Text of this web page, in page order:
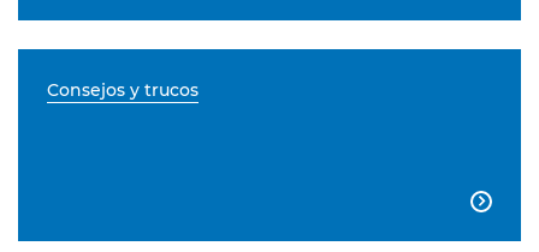
Consejos y trucos
